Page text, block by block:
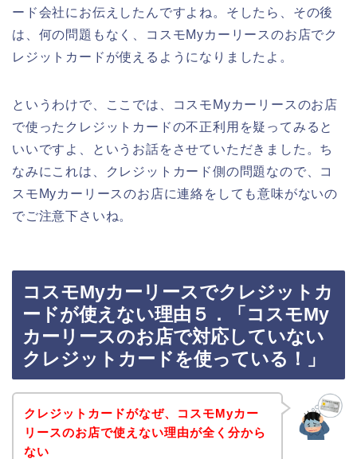
ード会社にお伝えしたんですよね。そしたら、その後
は、何の問題もなく、コスモMyカーリースのお店でク
レジットカードが使えるようになりましたよ。
というわけで、ここでは、コスモMyカーリースのお店
で使ったクレジットカードの不正利用を疑ってみると
いいですよ、というお話をさせていただきました。ち
なみにこれは、クレジットカード側の問題なので、コ
スモMyカーリースのお店に連絡をしても意味がないの
でご注意下さいね。
コスモMyカーリースでクレジットカ
ードが使えない理由５．「コスモMy
カーリースのお店で対応していない
クレジットカードを使っている！」
クレジットカードがなぜ、コスモMyカー
リースのお店で使えない理由が全く分から
ない